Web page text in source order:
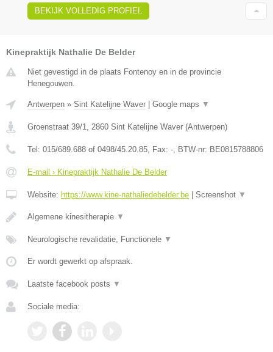
BEKIJK VOLLEDIG PROFIEL
Kinepraktijk Nathalie De Belder
Niet gevestigd in de plaats Fontenoy en in de provincie
Henegouwen.
Antwerpen » Sint Katelijne Waver Google maps ▼
Groenstraat 39/1, 2860 Sint Katelijne Waver (Antwerpen)
Tel: 015/689.688 of 0498/45.20.85, Fax: -, BTW-nr: BE0815788806
E-mail › Kinepraktijk Nathalie De Belder
Website: https://www.kine-nathaliedebelder.be Screenshot ▼
Algemene kinesitherapie ▼
Neurologische revalidatie, Functionele ▼
Er wordt gewerkt op afspraak.
Laatste facebook posts ▼
Sociale media: